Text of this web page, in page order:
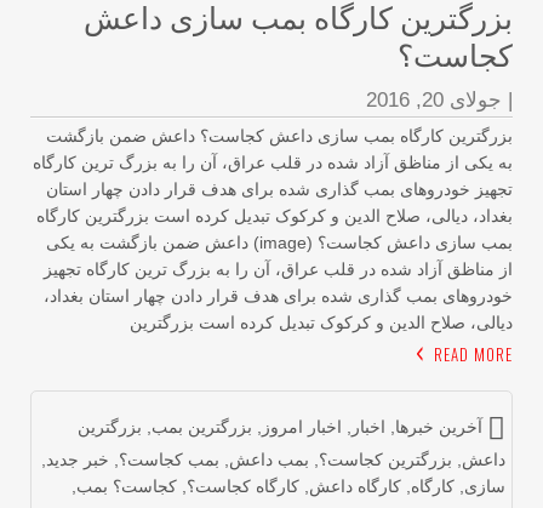
کارگاه بمب سازی داعش
جولای 20, 2016
کارگاه بمب سازی داعش کجاست؟ داعش ضمن بازگشت
یکی از مناظق آزاد شده در قلب عراق، آن را به بزرگ ترین کارگاه
خودروهای بمب گذاری شده برای هدف قرار دادن چهار استان
دیالی، صلاح الدین و کرکوک تبدیل کرده است بزرگترین کارگاه
بمب سازی داعش کجاست؟ (image) داعش ضمن بازگشت به یکی
مناظق آزاد شده در قلب عراق، آن را به بزرگ ترین کارگاه تجهیز
بمب گذاری شده برای هدف قرار دادن چهار استان بغداد،
صلاح الدین و کرکوک تبدیل کرده است بزرگترین
READ
آخرین خبرها ,اخبار ,اخبار امروز,بزرگترین بمب,بزرگترین
داعش,بزرگترین کجاست؟,بمب داعش,بمب کجاست؟,خبر جدید
سازی,کارگاه,کارگاه داعش,کارگاه کجاست؟,کجاست؟ بمب,